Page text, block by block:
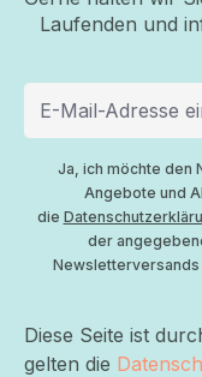
Laufenden und
Ja, ich möchte den
Angebote und
die
der
Newsletterversands
Diese Seite ist
gelten die